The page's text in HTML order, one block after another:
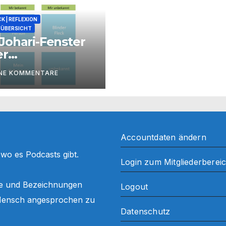
| REFLEXION
Fenster
KOMMENTARE
es Podcasts gibt.
und Bezeichnungen
angesprochen zu
Accountdaten ändern
Login zum
Logout
Datenschutz